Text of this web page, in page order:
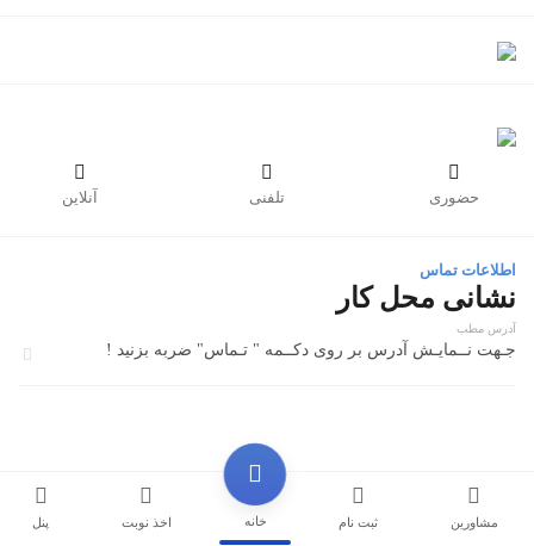
مشاورین ثبت نام خانه اخذ نوبت پنل

حضوری

تلفنی

آنلاین
اطلاعات تماس
نشانی محل کار
آدرس مطب
جـهت نــمایـش آدرس بر روی دکــمه " تـماس" ضربه بزنید !